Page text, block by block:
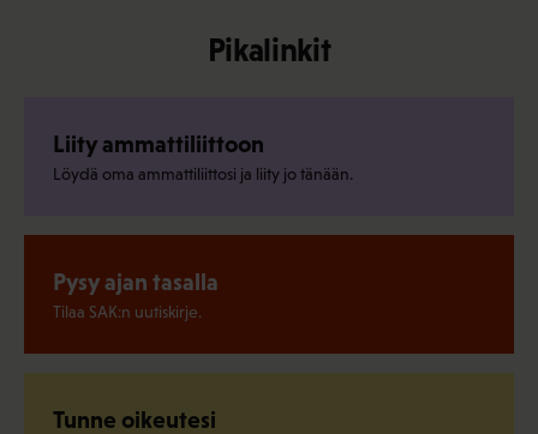
Pikalinkit
Liity ammattiliittoon
Löydä oma ammattiliittosi ja liity jo tänään.
Pysy ajan tasalla
Tilaa SAK:n uutiskirje.
Tunne oikeutesi